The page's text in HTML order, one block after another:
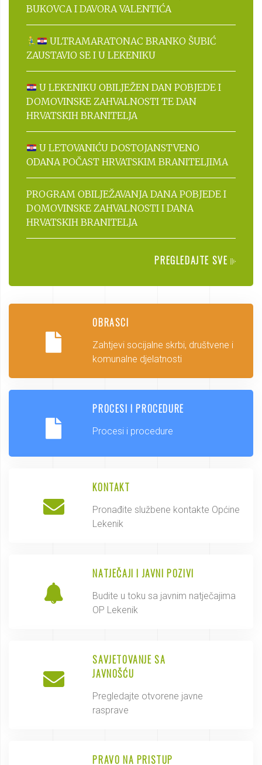
BUKOVCA I DAVORA VALENTIĆA
ULTRAMARATONAC BRANKO ŠUBIĆ
ZAUSTAVIO SE I U LEKENIKU
U LEKENIKU OBILJEŽEN DAN POBJEDE I
DOMOVINSKE ZAHVALNOSTI TE DAN
HRVATSKIH BRANITELJA
U LETOVANIĆU DOSTOJANSTVENO
ODANA POČAST HRVATSKIM BRANITELJIMA
PROGRAM OBILJEŽAVANJA DANA POBJEDE I
DOMOVINSKE ZAHVALNOSTI I DANA
HRVATSKIH BRANITELJA
PREGLEDAJTE SVE
OBRASCI
Zahtjevi socijalne skrbi, društvene i
komunalne djelatnosti
PROCESI I PROCEDURE
Procesi i procedure
KONTAKT
Pronađite službene kontakte Općine
Lekenik
NATJEČAJI I JAVNI POZIVI
Budite u toku sa javnim natječajima
OP Lekenik
SAVJETOVANJE SA
JAVNOŠĆU
Pregledajte otvorene javne
rasprave
PRAVO NA PRISTUP